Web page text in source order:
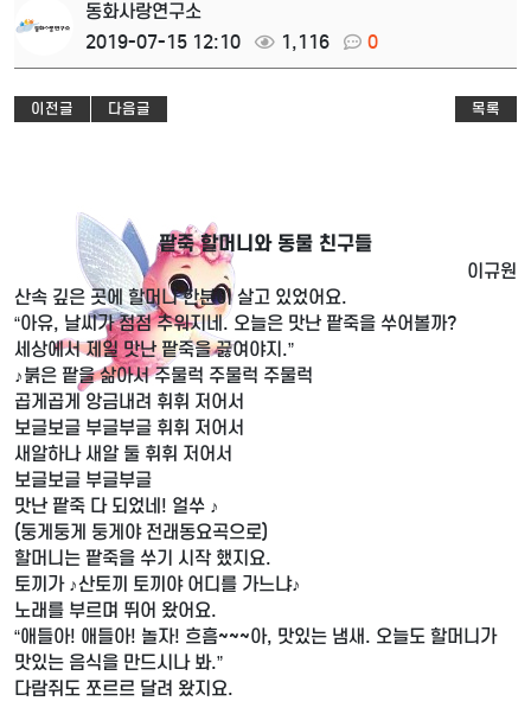
동화사랑연구소
2019-07-15 12:10
1,116 0
이전글 다음글 목록
팥죽 할머니와 동물 친구들
이규원
산속 깊은 곳에 할머니 한분이 살고 있었어요.
“아유, 날씨가 점점 추워지네. 오늘은 맛난 팥죽을 쑤어볼까?
세상에서 제일 맛난 팥죽을 끓여야지.”
♪붉은 팥을 삶아서 주물럭 주물럭 주물럭
곱게곱게 앙금내려 휘휘 저어서
보글보글 부글부글 휘휘 저어서
새알하나 새알 둘 휘휘 저어서
보글보글 부글부글
맛난 팥죽 다 되었네! 얼쑤 ♪
(둥게둥게 둥게야 전래동요곡으로)
할머니는 팥죽을 쑤기 시작 했지요.
토끼가 ♪산토끼 토끼야 어디를 가느냐♪
노래를 부르며 뛰어 왔어요.
“애들아! 애들아! 놀자! 흐흠~~~아, 맛있는 냄새. 오늘도 할머니가
맛있는 음식을 만드시나 봐.”
다람쥐도 쪼르르 달려 왔지요.